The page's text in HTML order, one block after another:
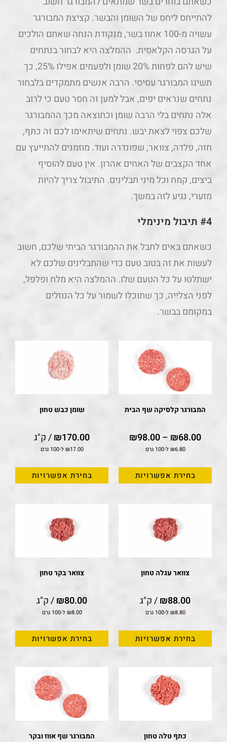
להתייחס ליחס של השומן והבשר. קציצת המבורגר
עשויה מ-100 אחוז בשר, מנקודת הנחה שאתם הולכים
על הגרסה הקלאסית. ההמלצה היא לבחור בנתחים
שיש להם לפחות 20% שומן ולפעמים אפילו 25%, כך
תשיגו המבורגר עסיסי. הרבה אנשים מתמקדים בלבחור
נתחים שנראים יפים, אבל למען זה חסר טעם כי לרוב
אלה נתחים בלי הרבה שומן וכתוצאה מכך ההמבורגר
שלכם צפוי לצאת יבש. נתחים שיתאימו לכם זה כתף,
חזה, פלדה, צוואר, שפונדרה ועוד. מוזמנים להתייעץ עם
אחד הקצבים של האחים אהרון. אין טעם להוסיף
ביצים, קמח וכל מיני תבלינים. התיבול צריך להיות
מזערי, נגיע לזה במשך.
#4 תיבול מינימלי
כשאתם באים לתבל את ההמבורגר הביתי שלכם, חשוב
לעשות את זה בטוב טעם כדי שהתבלינים שלכם לא
ישתלטו על כל הטעם שלו. ההמלצה היא מלח ופלפל,
לפני הצלייה, כך שתוכלו לשמור על כל הנוזלים
במקומם בבשר.
המבורגר קלסיקה שף הבית
₪68.00
–
₪98.00
₪6.80 ל-100 גרם
בחירת אפשרויות
שומן כבש טחון
₪170.00 / ק"ג
₪17.00 ל-100 גרם
בחירת אפשרויות
צוואר עגלה טחון
₪88.00 / ק"ג
₪8.80 ל-100 גרם
בחירת אפשרויות
צוואר בקר טחון
₪80.00 / ק"ג
₪8.00 ל-100 גרם
בחירת אפשרויות
כתף טלה טחון המבורגר שף אווז ובקר